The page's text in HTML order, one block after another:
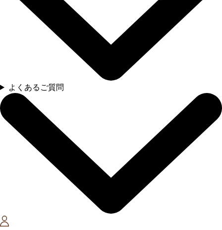
よくあるご質問